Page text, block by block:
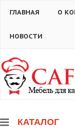
ГЛАВНАЯ О
НОВОСТИ
КАТАЛОГ